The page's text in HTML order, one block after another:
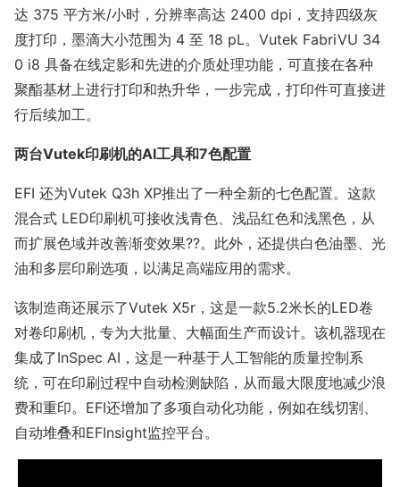
达 375 平方米/小时，分辨率高达 2400 dpi，支持四级灰
度打印，墨滴大小范围为 4 至 18 pL。Vutek FabriVU 34
0 i8 具备在线定影和先进的介质处理功能，可直接在各种
聚酯基材上进行打印和热升华，一步完成，打印件可直接进
行后续加工。
两台Vutek印刷机的AI工具和7色配置
EFI 还为Vutek Q3h XP推出了一种全新的七色配置。这款
混合式 LED印刷机可接收浅青色、浅品红色和浅黑色，从
而扩展色域并改善渐变效果??。此外，还提供白色油墨、光
油和多层印刷选项，以满足高端应用的需求。
该制造商还展示了Vutek X5r，这是一款5.2米长的LED卷
对卷印刷机，专为大批量、大幅面生产而设计。该机器现在
集成了InSpec AI，这是一种基于人工智能的质量控制系
统，可在印刷过程中自动检测缺陷，从而最大限度地减少浪
费和重印。EFI还增加了多项自动化功能，例如在线切割、
自动堆叠和EFInsight监控平台。